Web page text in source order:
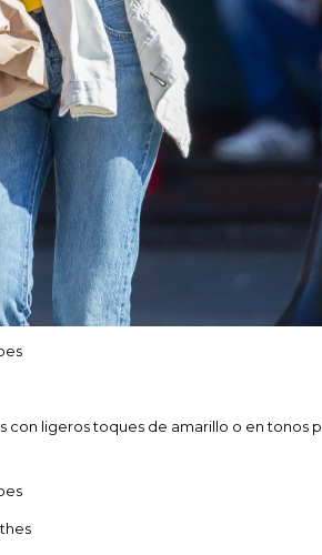
ligeros toques de amarillo o en tonos